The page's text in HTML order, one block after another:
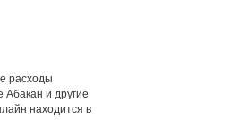
расходы
Абакан и другие
находится в